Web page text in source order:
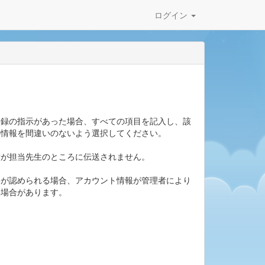
ログイン
の指示があった場合、すべての項目を記入し、該
報を間違いのないよう選択してください。
担当先生のところに伝送されません。
認められる場合、アカウント情報が管理者により
合があります。